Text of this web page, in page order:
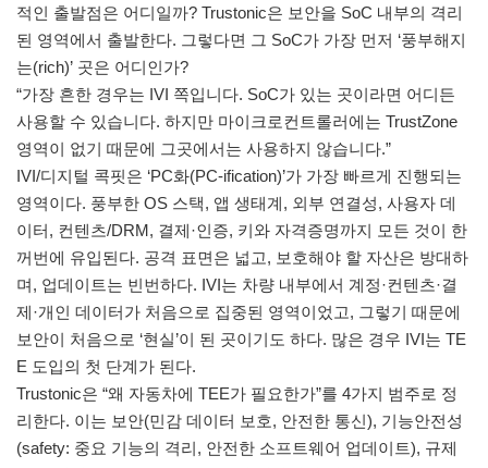
적인 출발점은 어디일까? Trustonic은 보안을 SoC 내부의 격리
된 영역에서 출발한다. 그렇다면 그 SoC가 가장 먼저 ‘풍부해지
는(rich)’ 곳은 어디인가?
“가장 흔한 경우는 IVI 쪽입니다. SoC가 있는 곳이라면 어디든
사용할 수 있습니다. 하지만 마이크로컨트롤러에는 TrustZone
영역이 없기 때문에 그곳에서는 사용하지 않습니다.”
IVI/디지털 콕핏은 ‘PC화(PC-ification)’가 가장 빠르게 진행되는
영역이다. 풍부한 OS 스택, 앱 생태계, 외부 연결성, 사용자 데
이터, 컨텐츠/DRM, 결제·인증, 키와 자격증명까지 모든 것이 한
꺼번에 유입된다. 공격 표면은 넓고, 보호해야 할 자산은 방대하
며, 업데이트는 빈번하다. IVI는 차량 내부에서 계정·컨텐츠·결
제·개인 데이터가 처음으로 집중된 영역이었고, 그렇기 때문에
보안이 처음으로 ‘현실’이 된 곳이기도 하다. 많은 경우 IVI는 TE
E 도입의 첫 단계가 된다.
Trustonic은 “왜 자동차에 TEE가 필요한가”를 4가지 범주로 정
리한다. 이는 보안(민감 데이터 보호, 안전한 통신), 기능안전성
(safety: 중요 기능의 격리, 안전한 소프트웨어 업데이트), 규제